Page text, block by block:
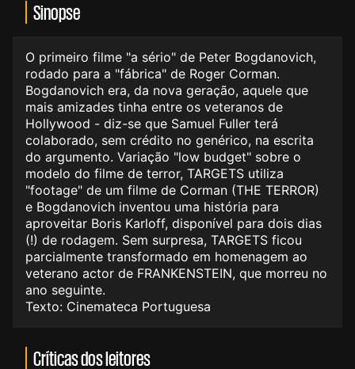
Sinopse
O primeiro filme "a sério" de Peter Bogdanovich,
rodado para a "fábrica" de Roger Corman.
Bogdanovich era, da nova geração, aquele que
mais amizades tinha entre os veteranos de
Hollywood - diz-se que Samuel Fuller terá
colaborado, sem crédito no genérico, na escrita
do argumento. Variação "low budget" sobre o
modelo do filme de terror, TARGETS utiliza
"footage" de um filme de Corman (THE TERROR)
e Bogdanovich inventou uma história para
aproveitar Boris Karloff, disponível para dois dias
(!) de rodagem. Sem surpresa, TARGETS ficou
parcialmente transformado em homenagem ao
veterano actor de FRANKENSTEIN, que morreu no
ano seguinte.
Texto: Cinemateca Portuguesa
Críticas dos leitores